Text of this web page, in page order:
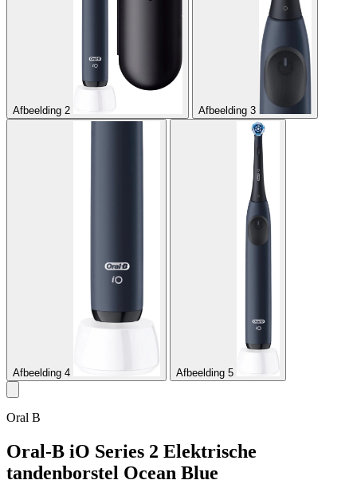
Afbeelding 2 Afbeelding 3
Afbeelding 4 Afbeelding 5
Oral B
Oral-B iO Series 2 Elektrische
tandenborstel Ocean Blue